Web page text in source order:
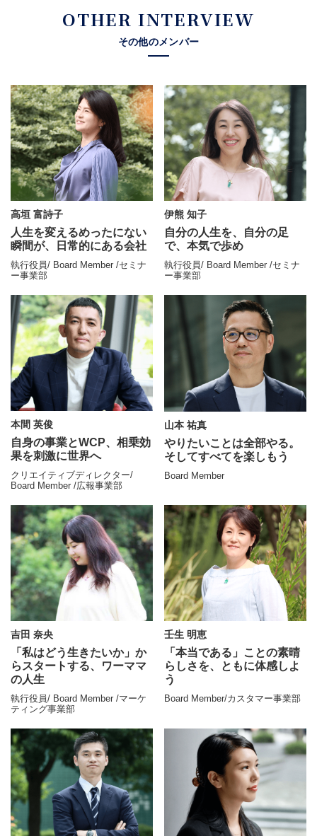
OTHER INTERVIEW
その他のメンバー
高垣 富詩子
人生を変えるめったにない
瞬間が、日常的にある会社
執行役員/ Board Member /セミナ
ー事業部
伊熊 知子
自分の人生を、自分の足
で、本気で歩め
執行役員/ Board Member /セミナ
ー事業部
本間 英俊
自身の事業とWCP、 相乗効
果を刺激に世界へ
クリエイティブディレクター/
Board Member /広報事業部
山本 祐真
やりたいことは全部やる。
そしてすべてを楽しもう
Board Member
吉田 奈央
「私はどう生きたいか」か
ら スタートする、ワーママ
の人生
執行役員/ Board Member /マーケ
ティング事業部
壬生 明恵
「本当である」ことの素晴
らしさを、 ともに体感しよ
う
Board Member/カスタマー事業部